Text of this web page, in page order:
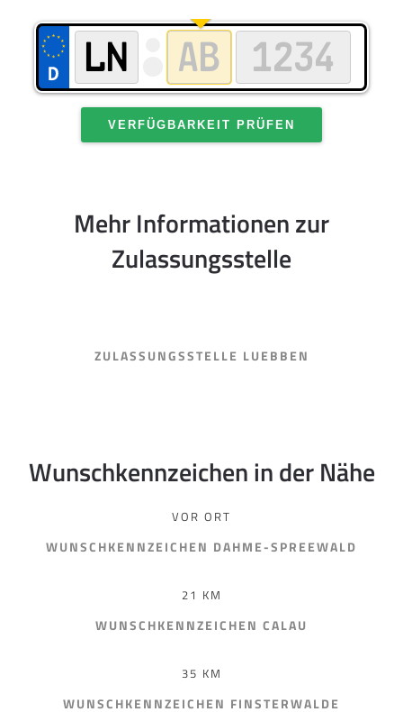
VERFÜGBARKEIT PRÜFEN
Mehr Informationen zur
Zulassungsstelle
ZULASSUNGSSTELLE LUEBBEN
Wunschkennzeichen in der Nähe
VOR ORT
WUNSCHKENNZEICHEN DAHME-SPREEWALD
21 KM
WUNSCHKENNZEICHEN CALAU
35 KM
WUNSCHKENNZEICHEN FINSTERWALDE